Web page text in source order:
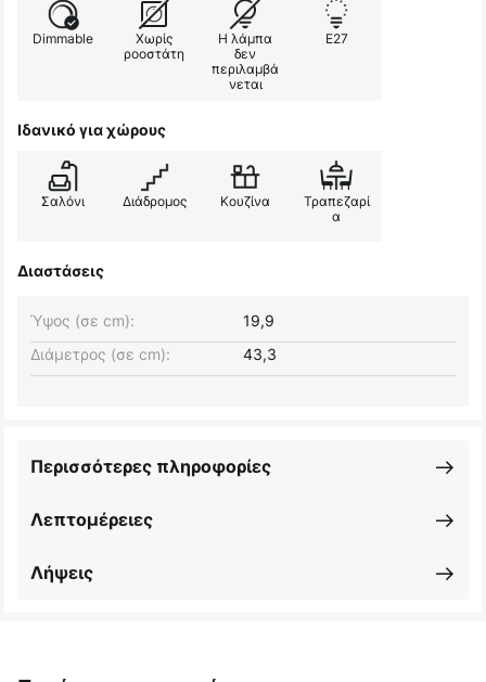
Dimmable
Χωρίς
ροοστάτη
Η λάμπα
δεν
περιλαμβά
νεται
E27
Ιδανικό για χώρους
Σαλόνι Διάδρομος Κουζίνα
Τραπεζαρί
α
Διαστάσεις
Ύψος (σε cm):
19,9
Διάμετρος (σε cm):
43,3
Λεπτομέρειες
Περισσότερες πληροφορίες
Λήψεις